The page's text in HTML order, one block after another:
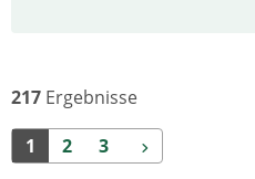
217 Ergebnisse
1 2 3 Weiter